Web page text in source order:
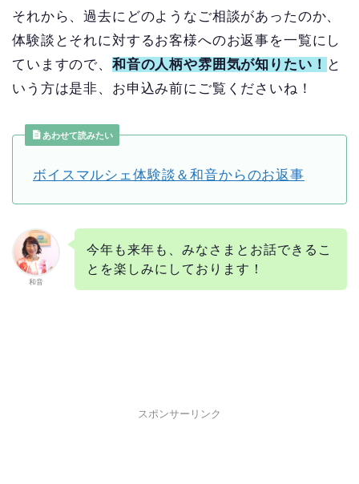
それから、過去にどのようなご相談があったのか、
体験談とそれに対するお客様へのお返事を一覧にし
ていますので、 和音の人柄や雰囲気が知りたい！ と
いう方は是非、お申込み前にご覧くださいね！
あわせて読みたい
ボイスマルシェ体験談＆和音からのお返事
和音
今年も来年も、みなさまとお話できるこ
とを楽しみにしております！
スポンサーリンク